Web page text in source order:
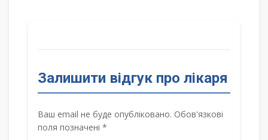
Залишити відгук про лікаря
Ваш email не буде опубліковано. Обов'язкові
поля позначені *